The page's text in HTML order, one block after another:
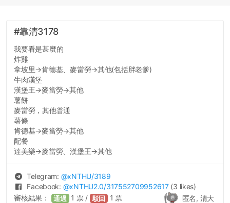
#靠清3178
我要看是甚麼的
炸雞
拿坡里→肯德基、麥當勞→其他(包括胖老爹)
牛肉漢堡
漢堡王→麥當勞→其他
薯餅
麥當勞，其他普通
薯條
肯德基→麥當勞→其他
配餐
達美樂→麥當勞、漢堡王→其他
Telegram: @xNTHU/3189
Facebook: @xNTHU2.0/317552709952617 (3 likes)
匿名, 清大
審核結果： 通過 1 票 / 駁回 1 票